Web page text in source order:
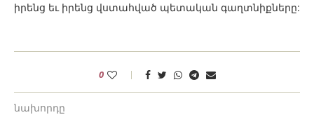
իրենց եւ իրենց վստահված պետական ​​գաղտնիքները:
0
նախորդը